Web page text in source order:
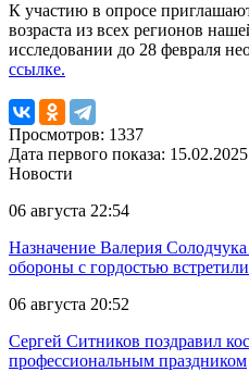
К участию в опросе
возраста из всех регионов
исследовании до 28 февраля
ссылке.
Просмотров: 1337
Дата первого показа:
Новости
06 августа 22:54
Назначение Валерия
обороны с гордостью
06 августа 20:52
Сергей Ситников поздравил
профессиональным праздником